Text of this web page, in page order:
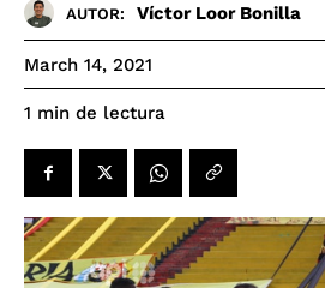
AUTOR: Víctor Loor Bonilla
March 14, 2021
1 min de lectura